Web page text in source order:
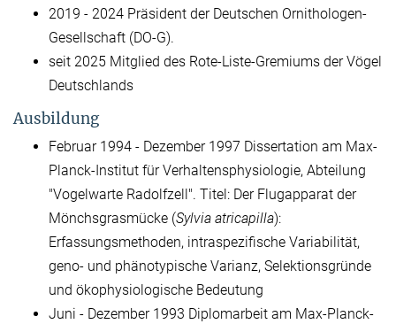
2019 - 2024 Präsident der Deutschen Ornithologen-
Gesellschaft (DO-G).
seit 2025 Mitglied des Rote-Liste-Gremiums der Vögel
Deutschlands
Ausbildung
Februar 1994 - Dezember 1997 Dissertation am Max-
Planck-Institut für Verhaltensphysiologie, Abteilung
"Vogelwarte Radolfzell". Titel: Der Flugapparat der
Mönchsgrasmücke (Sylvia atricapilla):
Erfassungsmethoden, intraspezifische Variabilität,
geno- und phänotypische Varianz, Selektionsgründe
und ökophysiologische Bedeutung
Juni - Dezember 1993 Diplomarbeit am Max-Planck-